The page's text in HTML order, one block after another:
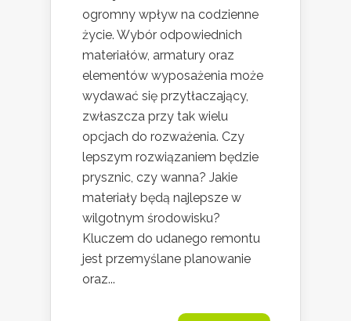
ogromny wpływ na codzienne
życie. Wybór odpowiednich
materiałów, armatury oraz
elementów wyposażenia może
wydawać się przytłaczający,
zwłaszcza przy tak wielu
opcjach do rozważenia. Czy
lepszym rozwiązaniem będzie
prysznic, czy wanna? Jakie
materiały będą najlepsze w
wilgotnym środowisku?
Kluczem do udanego remontu
jest przemyślane planowanie
oraz...